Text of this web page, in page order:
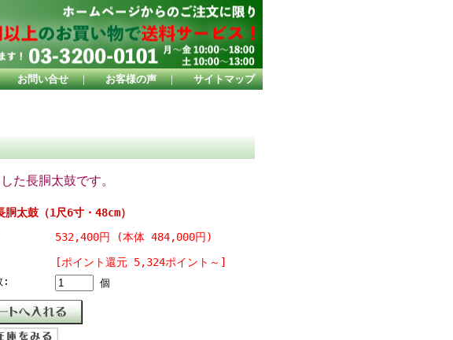
お問い合せ ｜ お客様の声 ｜ サイトマップ
た長胴太鼓です。
胴太鼓（1尺6寸・48cm）
532,400円 (本体 484,000円)
[ポイント還元 5,324ポイント～]
: 個